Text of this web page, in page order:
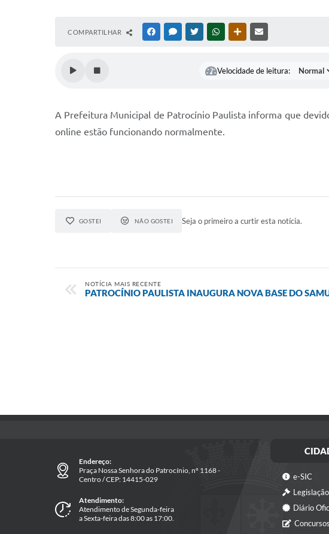
COMPARTILHAR FACEBOOKMESSENGER
TWITTERWHATSAPPOUTRAS MÍDIAS
Velocidade de leitura:
A Prefeitura Municipal de Patrocínio Paulista informa que
online estão funcionando normalmente.
GOSTEI NÃO GOSTEI Seja o primeiro a curtir esta notícia.
NOTÍCIA MAIS RECENTE
PATROCÍNIO PAULISTA INAUGURA NOVA BASE DO
Endereço:
Praça Nossa Senhora do Patrocínio, nº 1168 -
Centro / CEP: 14415-029
Atendimento:
Atendimento de Segunda-feira
a Sexta-feira das 8:00 as 17:00.
e-SIC
Legislação
Diário
Concursos